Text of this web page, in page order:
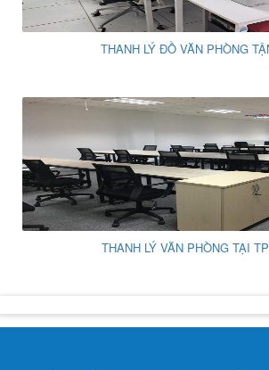
THANH LÝ ĐỒ VĂN PHÒNG
THANH LÝ VĂN PHÒNG TẠI